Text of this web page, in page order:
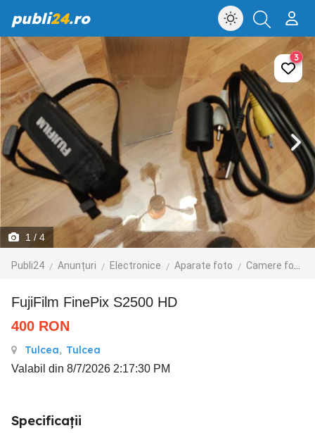
publi24.ro
1 / 4
Publi24 Anunțuri Electronice Aparate foto Camere foto digitale
3
FujiFilm FinePix S2500 HD
400 RON
Tulcea, Tulcea
Valabil din 8/7/2026 2:17:30 PM
Specificații